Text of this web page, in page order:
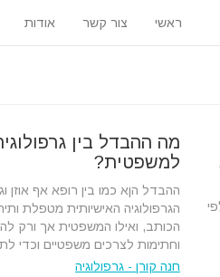
ראשי צור קשר אודות
מה ההבדל בין
למשפטית?
ההבדל הןא כמו בין רופא אף אוזן
הגרפולוגיה האישיותית מטפלת
הכותב, ואילו המשפטית אך ורק
וחתימות לצרכים משפטיים וכדי
חנה קורן - גרפולוגיה